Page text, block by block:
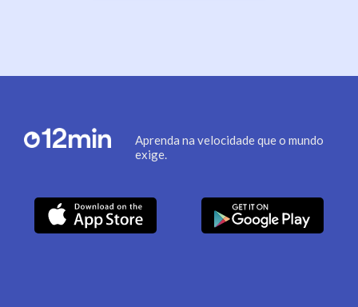
Aprenda na velocidade que o mundo
exige.